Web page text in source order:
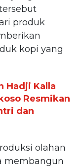
produk
kopi yang
Hadji Kalla
Resmikan
dan
olahan
membangun